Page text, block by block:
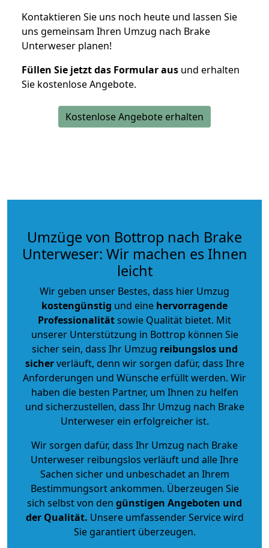
Kontaktieren Sie uns noch heute und lassen Sie
uns gemeinsam Ihren Umzug nach Brake
Unterweser planen!
Füllen Sie jetzt das Formular aus und erhalten
Sie kostenlose Angebote.
Kostenlose Angebote erhalten
Umzüge von Bottrop nach Brake
Unterweser: Wir machen es Ihnen
leicht
Wir geben unser Bestes, dass hier Umzug
kostengünstig und eine hervorragende
Professionalitätsowie Qualität bietet. Mit
unserer Unterstützung in Bottrop können Sie
sicher sein, dass Ihr Umzug reibungslos und
sicherverläuft, denn wir sorgen dafür, dass Ihre
Anforderungen und Wünsche erfüllt werden. Wir
haben die besten Partner, um Ihnen zu helfen
und sicherzustellen, dass Ihr Umzug nach Brake
Unterweser ein erfolgreicher ist.
Wir sorgen dafür, dass Ihr Umzug nach Brake
Unterweser reibungslos verläuft und alle Ihre
Sachen sicher und unbeschadet an Ihrem
Bestimmungsort ankommen. Überzeugen Sie
sich selbst von den günstigen Angeboten und
der Qualität. Unsere umfassender Service wird
Sie garantiert überzeugen.